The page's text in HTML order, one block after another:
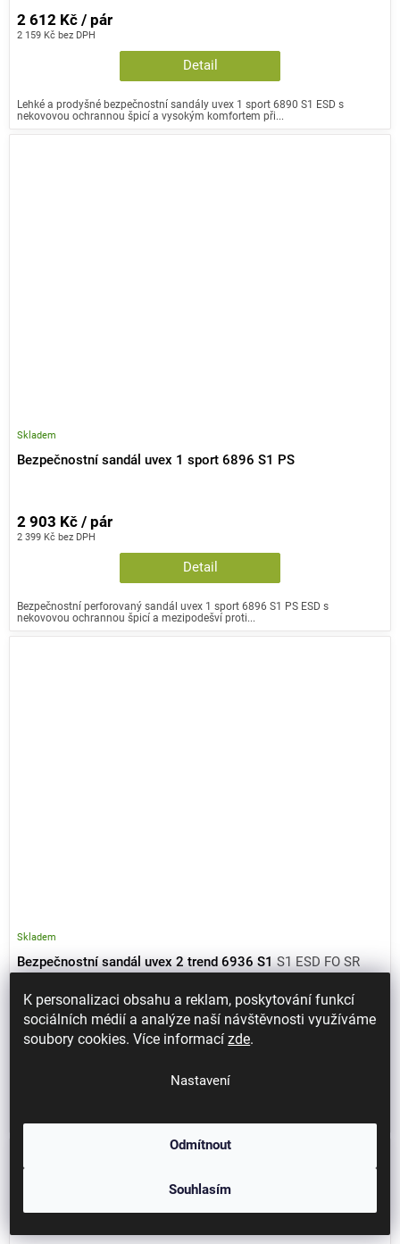
K personalizaci obsahu a reklam, poskytování funkcí
sociálních médií a analýze naší návštěvnosti využíváme
soubory cookies. Více informacízde.
Nastavení
Odmítnout
Souhlasím
2 159 Kč bez DPH
2 612 Kč / pár
Detail
Lehké a prodyšné bezpečnostní sandály uvex 1 sport 6890 S1 ESD s
nekovovou ochrannou špicí a vysokým komfortem při...
Bezpečnostní sandál uvex 1 sport 6896 S1 PS
Skladem
2 399 Kč bez DPH
2 903 Kč / pár
Detail
Bezpečnostní perforovaný sandál uvex 1 sport 6896 S1 PS ESD s
nekovovou ochrannou špicí a mezipodešví proti...
Bezpečnostní sandál uvex 2 trend 6936 S1 S1 ESD FO SR
Skladem
1 729 Kč bez DPH
2 092 Kč / pár